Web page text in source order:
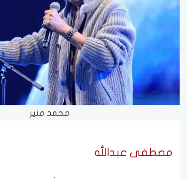
محمد منير
مصطفى عبدالله